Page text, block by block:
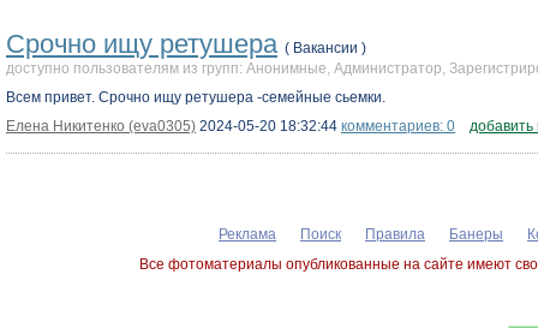
Срочно ищу ретушера ( Вакансии )
доступно пользователям из групп: Анонимные, Администратор,
Всем привет. Срочно ищу ретушера -семейные сьемки.
Елена Никитенко (eva0305) 2024-05-20 18:32:44 комментариев: 0 добавить
Реклама Поиск Правила Банеры
Все фотоматериалы опубликованные на сайте имеют